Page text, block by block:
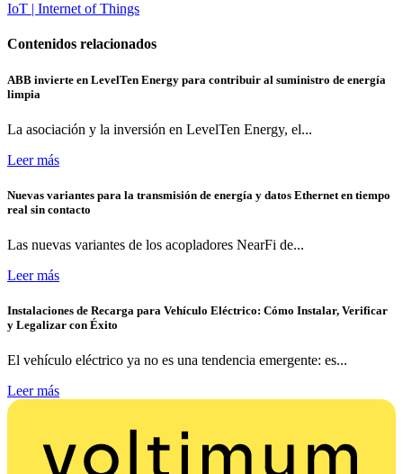
IoT | Internet of Things
Contenidos relacionados
ABB invierte en LevelTen Energy para contribuir al suministro de energía
limpia
La asociación y la inversión en LevelTen Energy, el...
Leer más
Nuevas variantes para la transmisión de energía y datos Ethernet en tiempo
real sin contacto
Las nuevas variantes de los acopladores NearFi de...
Leer más
Instalaciones de Recarga para Vehículo Eléctrico: Cómo Instalar, Verificar
y Legalizar con Éxito
El vehículo eléctrico ya no es una tendencia emergente: es...
Leer más